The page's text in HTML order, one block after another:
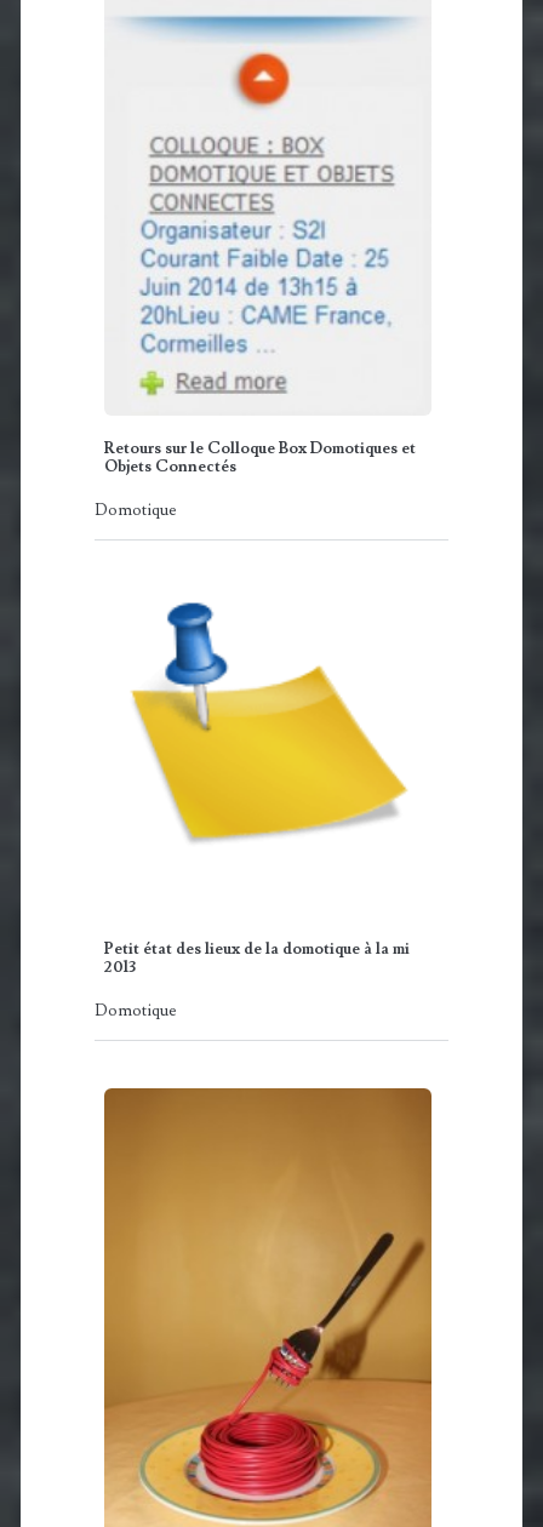
Retours sur le Colloque Box Domotiques et
Objets Connectés
Domotique
Petit état des lieux de la domotique à la mi
2013
Domotique